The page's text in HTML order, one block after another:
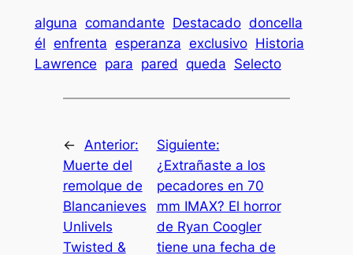
alguna comandante Destacado doncella
él enfrenta esperanza exclusivo Historia
Lawrence para pared queda Selecto
← Anterior:
Muerte del
remolque de
Blancanieves
Unlivels
Twisted &
Siguiente:
¿Extrañaste a los
pecadores en 70
mm IMAX? El horror
de Ryan Coogler
tiene una fecha de